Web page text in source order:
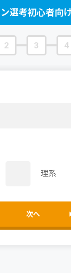
選考初心者向
2 3 4
理系
次へ